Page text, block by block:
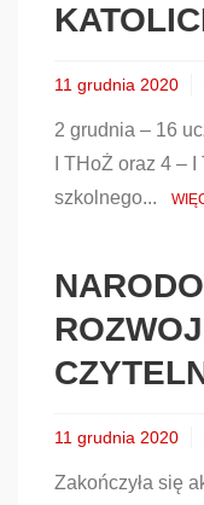
11 grudnia 2020
2 grudnia – 16
I THoŻ oraz 4 –
szkolnego...
11 grudnia 2020
Zakończyła się